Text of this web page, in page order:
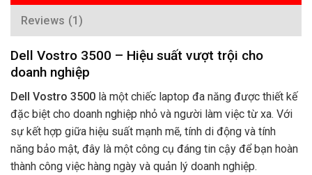
Reviews (1)
Dell Vostro 3500 – Hiệu suất vượt trội cho
doanh nghiệp
Dell Vostro 3500 là một chiếc laptop đa năng được thiết kế
đặc biệt cho doanh nghiệp nhỏ và người làm việc từ xa. Với
sự kết hợp giữa hiệu suất mạnh mẽ, tính di động và tính
năng bảo mật, đây là một công cụ đáng tin cậy để bạn hoàn
thành công việc hàng ngày và quản lý doanh nghiệp.